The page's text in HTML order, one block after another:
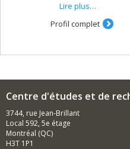
(biomédecine) et
traditionnelles.
pluridisciplinaire et
comme objet social,
Titulaire de la Chaire
pluralisme en santé
somme d'aider à
repères en santé des
surconsommation de
Lire plus…
Profil complet
Centre d'études et de
3744, rue Jean-Brillant
Local 592, 5e étage
Montréal (QC)
H3T 1P1